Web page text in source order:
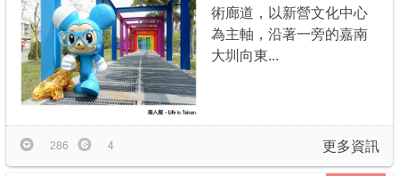
術廊道，以新營文化中心
為主軸，沿著一旁的嘉南
大圳向東...
更多資訊
286 4